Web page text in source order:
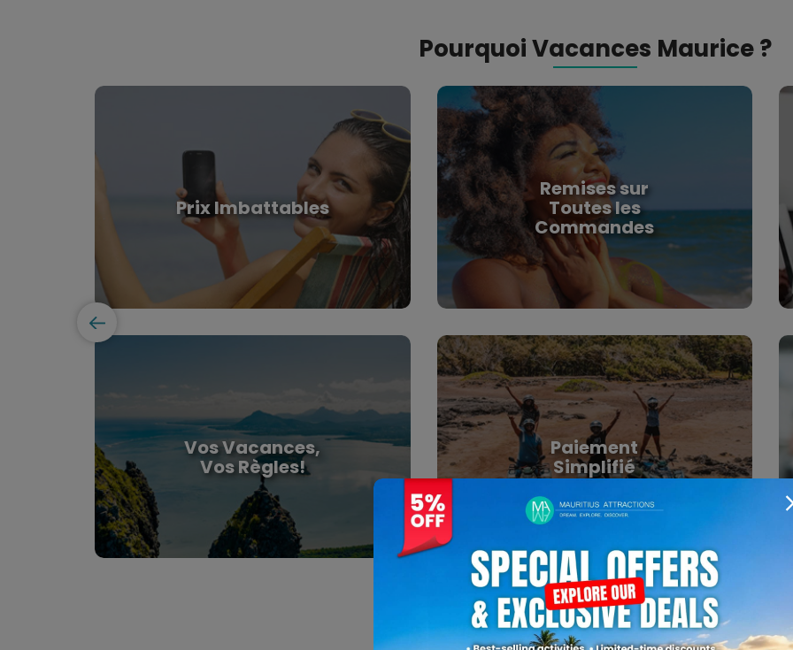
Pourquoi Vacances Maurice ?
Prix Imbattables
Prix Imbattables
pleinement de Maurice sans dépasser votre
Remises sur
Toutes les
Commandes
Remises sur Toutes les
Commandes
TOUTES vos commandes – parce qu’un bon plan,
ça ne se refuse pas!
Vos Vacances,
Vos Règles!
Vos Vacances, Vos Règles!
Paiement
Simplifié
Payez facilement en euros, USD ou GBP avec
toutes les principales cartes de crédit.
Nous sommes les Leaders!